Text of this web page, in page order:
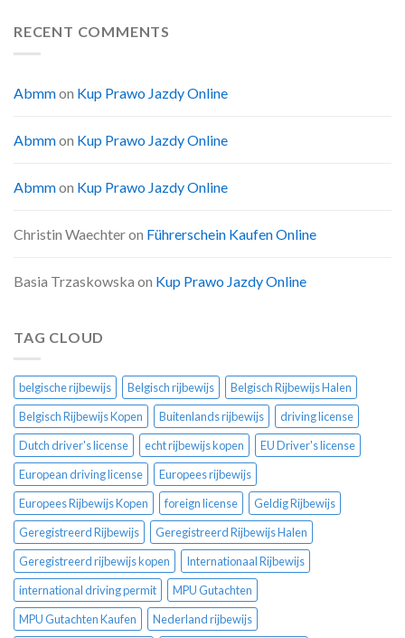
RECENT COMMENTS
Abmmon Kup Prawo Jazdy Online
Abmmon Kup Prawo Jazdy Online
Abmmon Kup Prawo Jazdy Online
Christin Waechteron Führerschein Kaufen Online
Basia Trzaskowska on Kup Prawo Jazdy Online
TAG CLOUD
belgische rijbewijs Belgisch rijbewijs
Belgisch Rijbewijs Halen
Belgisch Rijbewijs Kopen
Buitenlands rijbewijs
driving license
Dutch driver's license
echt rijbewijs kopen
EU Driver's license
European driving license
Europees rijbewijs
Europees Rijbewijs Kopen
foreign license
Geldig Rijbewijs
Geregistreerd Rijbewijs
Geregistreerd Rijbewijs Halen
Geregistreerd rijbewijs kopen
Internationaal Rijbewijs
international driving permit
MPU Gutachten
MPU Gutachten Kaufen
Nederland rijbewijs